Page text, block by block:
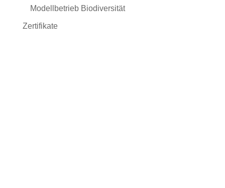
Modellbetrieb Biodiversität
Zertifikate